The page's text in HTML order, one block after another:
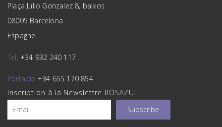
Plaça Julio Gonzalez 8, baixos
08005 Barcelona
Espagne
Tel, +34 932 240 117
Portable +34 655 170 854
Inscription à la Newslettre ROSAZUL